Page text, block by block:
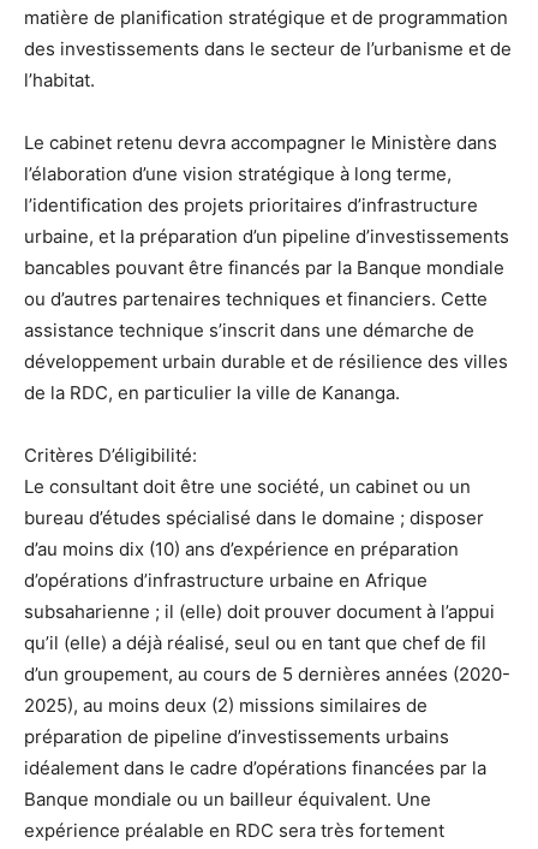
matière de planification stratégique et de programmation
des investissements dans le secteur de l’urbanisme et de
l’habitat.
Le cabinet retenu devra accompagner le Ministère dans
l’élaboration d’une vision stratégique à long terme,
l’identification des projets prioritaires d’infrastructure
urbaine, et la préparation d’un pipeline d’investissements
bancables pouvant être financés par la Banque mondiale
ou d’autres partenaires techniques et financiers. Cette
assistance technique s’inscrit dans une démarche de
développement urbain durable et de résilience des villes
de la RDC, en particulier la ville de Kananga.
Critères D’éligibilité:
Le consultant doit être une société, un cabinet ou un
bureau d’études spécialisé dans le domaine ; disposer
d’au moins dix (10) ans d’expérience en préparation
d’opérations d’infrastructure urbaine en Afrique
subsaharienne ; il (elle) doit prouver document à l’appui
qu’il (elle) a déjà réalisé, seul ou en tant que chef de fil
d’un groupement, au cours de 5 dernières années (2020-
2025), au moins deux (2) missions similaires de
préparation de pipeline d’investissements urbains
idéalement dans le cadre d’opérations financées par la
Banque mondiale ou un bailleur équivalent. Une
expérience préalable en RDC sera très fortement